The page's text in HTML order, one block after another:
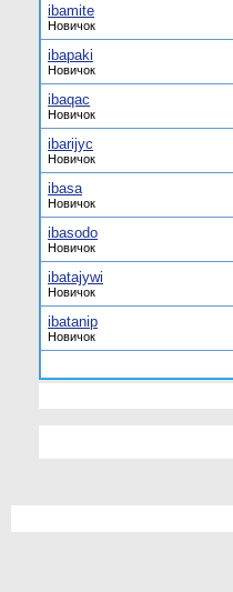
ibamite
Новичок
ibapaki
Новичок
ibaqac
Новичок
ibarijyc
Новичок
ibasa
Новичок
ibasodo
Новичок
ibatajywi
Новичок
ibatanip
Новичок